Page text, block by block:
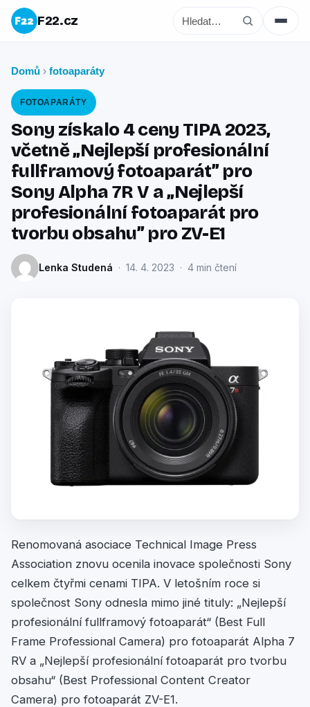
F22.cz
Domů › fotoaparáty
FOTOAPARÁTY
Sony získalo 4 ceny TIPA 2023,
včetně „Nejlepší profesionální
fullframový fotoaparát” pro
Sony Alpha 7R V a „Nejlepší
profesionální fotoaparát pro
tvorbu obsahu” pro ZV-E1
Lenka Studená · 14. 4. 2023 · 4 min čtení
Renomovaná asociace Technical Image Press
Association znovu ocenila inovace společnosti Sony
celkem čtyřmi cenami TIPA. V letošním roce si
společnost Sony odnesla mimo jiné tituly: „Nejlepší
profesionální fullframový fotoaparát“ (Best Full
Frame Professional Camera) pro fotoaparát Alpha 7
RV a „Nejlepší profesionální fotoaparát pro tvorbu
obsahu“ (Best Professional Content Creator
Camera) pro fotoaparát ZV-E1.